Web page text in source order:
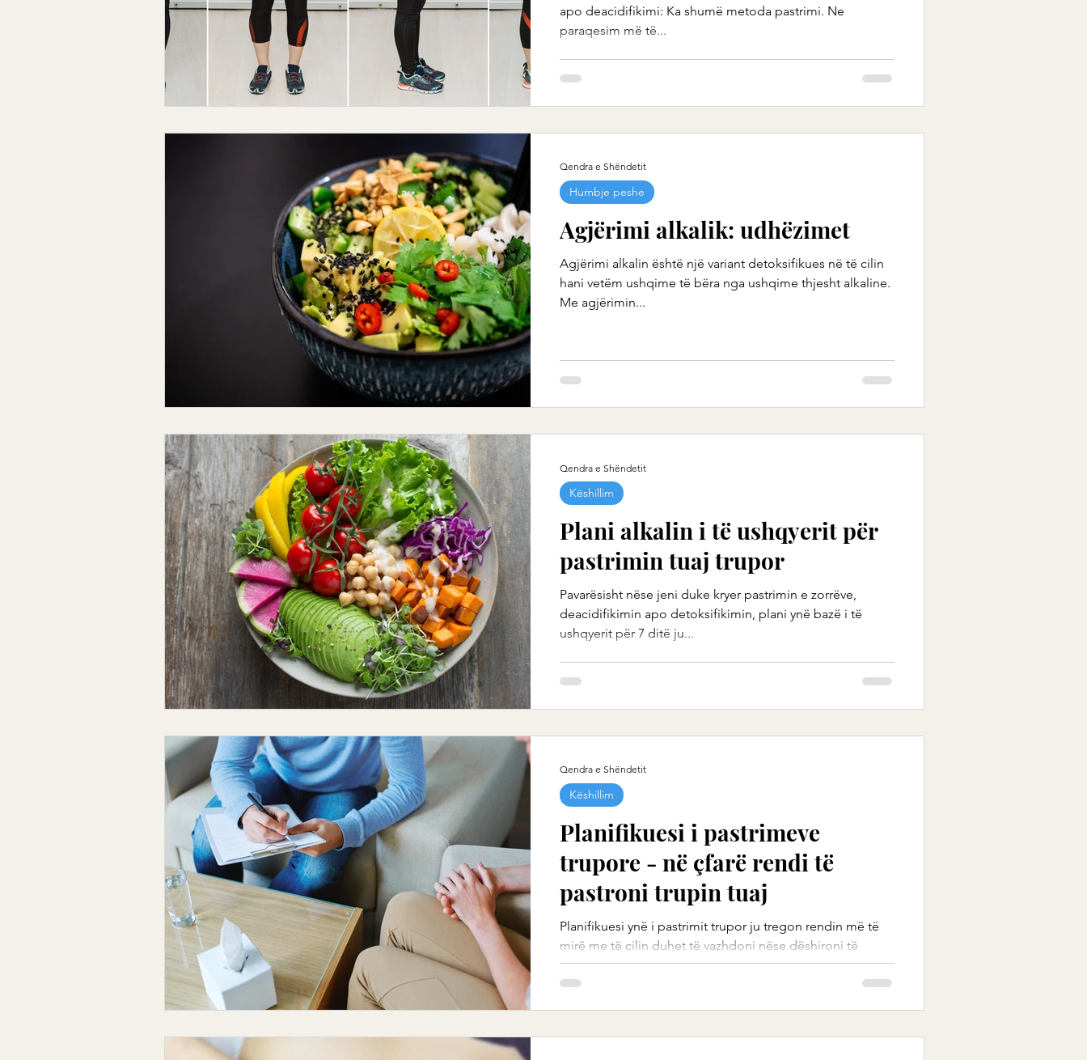
apo deacidifikimi: Ka shumë metoda pastrimi. Ne
paraqesim më të...
Agjërimi alkalik: udhëzimet
Agjërimi alkalin është një variant detoksifikues në të cilin
hani vetëm ushqime të bëra nga ushqime thjesht alkaline.
Me agjërimin...
Humbje peshe
Qendra e Shëndetit
Plani alkalin i të ushqyerit për
pastrimin tuaj trupor
Pavarësisht nëse jeni duke kryer pastrimin e zorrëve,
deacidifikimin apo detoksifikimin, plani ynë bazë i të
ushqyerit për 7 ditë ju...
Këshillim
Qendra e Shëndetit
Planifikuesi i pastrimeve
trupore - në çfarë rendi të
pastroni trupin tuaj
Planifikuesi ynë i pastrimit trupor ju tregon rendin më të
mirë me të cilin duhet të vazhdoni nëse dëshironi të
kryeni disa metoda...
Këshillim
Qendra e Shëndetit